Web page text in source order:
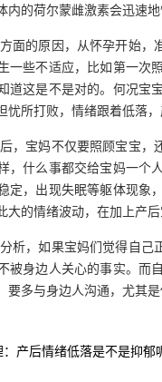
内的荷尔蒙雌激素会迅速
面的原因，从怀孕开始，
一些不适应，比如第一次
道这是不是对的。何况宝
忧所打败，情绪跟着低落
，宝妈不仅要照顾宝宝，
，什么事都交给宝妈一个
定，出现失眠等躯体现象
大的情绪波动，在加上产
析，如果宝妈们觉得自己
被身边人关心的事实。而
要多与身边人沟通，尤其
：产后情绪低落是不是抑郁